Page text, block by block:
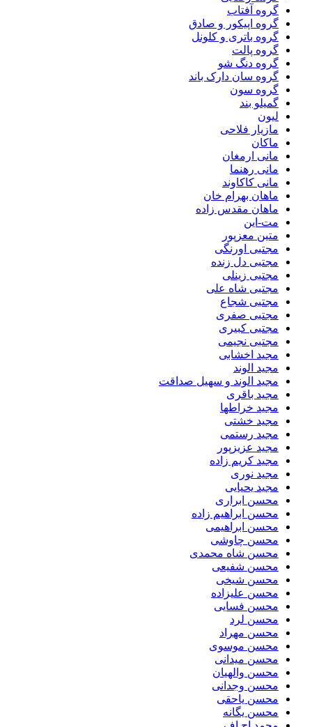
گروه آفتاب
گروه اپیکور و صادق
گروه باتری و کلونل
گروه پالت
گروه دنگ شو
گروه سان دارک باند
گروه سون
گمیلو بند
لیون
مازیار فلاحی
ماکان
مانی ارمغان
مانی رهنما
مانی کاکاوند
ماهان بهرام خان
ماهان مقدس زاده
مت-این
متین معزپور
مجتبی اورنگی
مجتبی دل زنده
مجتبی زینلی
مجتبی شاه علی
مجتبی شجاع
مجتبی صفری
مجتبی کبیری
مجتبی نجیمی
مجید اخشابی
مجید الوند‎
مجید الوند و سهیل صداقت
مجید باقری
مجید خراطها
مجید خشتی
مجید رستمی
مجید عزیزپور
مجید کریم زاده
مجید نوری
مجید یحیایی
محسن ابراری
محسن ابراهیم زاده
محسن ابراهیمی
محسن چاوشی
محسن شاه محمدی
محسن شفیعی
محسن شیخی
محسن علیزاده
محسن فسایی
محسن لرد
محسن مهراد
محسن موسوی
محسن میدانی
محسن والهیان
محسن وجدانی
محسن یاحقی
محسن یگانه